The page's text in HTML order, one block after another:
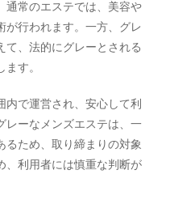
通常のエステでは、美容や
行われます。一方、グレ
て、法的にグレーとされる
す。
内で運営され、安心して利
レーなメンズエステは、一
ため、取り締まりの対象
、利用者には慎重な判断が